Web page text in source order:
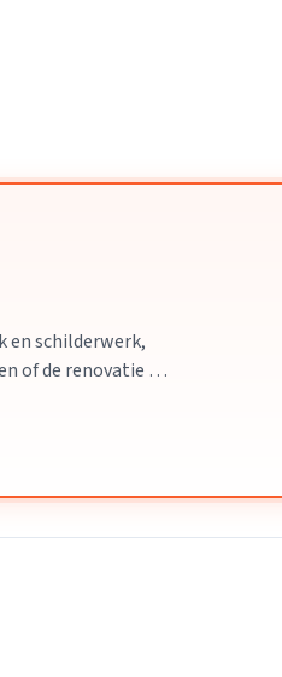
en schilderwerk,
of de renovatie en